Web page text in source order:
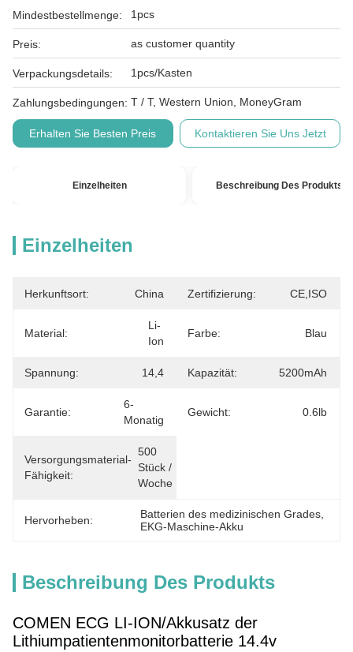
Mindestbestellmenge: 1pcs
Preis: as customer quantity
Verpackungsdetails: 1pcs/Kasten
Zahlungsbedingungen: T / T, Western Union, MoneyGram
Erhalten Sie Besten Preis Kontaktieren Sie Uns Jetzt
Einzelheiten Beschreibung Des Produkts
Einzelheiten
Herkunftsort: China Zertifizierung: CE,ISO
Material:
Li-
Ion
Farbe: Blau
Spannung: 14,4 Kapazität: 5200mAh
Garantie:
6-
Monatig
Gewicht: 0.6lb
Versorgungsmaterial-
Fähigkeit:
500
Stück /
Woche
Hervorheben: Batterien des medizinischen Grades
EKG-Maschine-Akku
Beschreibung Des Produkts
COMEN ECG LI-ION/Akkusatz der
Lithiumpatientenmonitorbatterie 14.4v